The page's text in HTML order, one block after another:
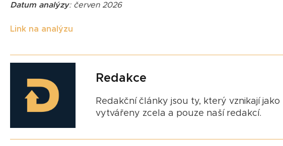
Datum analýzy: červen 2026
Link na analýzu
Redakce
Redakční články jsou ty, který vznikají
vytvářeny zcela a pouze naší redakcí.